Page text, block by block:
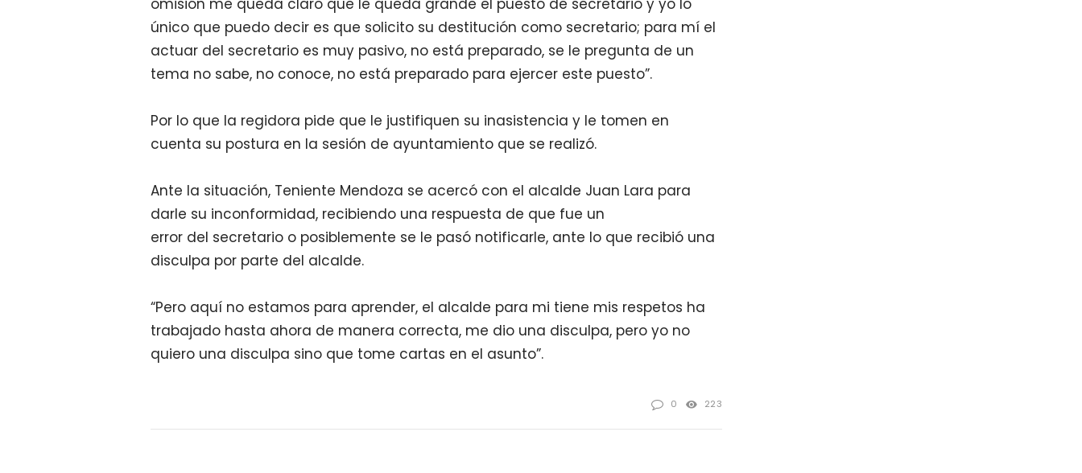
omisión me queda claro que le queda grande el puesto de secretario y yo lo
único que puedo decir es que solicito su destitución como secretario; para mí el
actuar del secretario es muy pasivo, no está preparado, se le pregunta de un
tema no sabe, no conoce, no está preparado para ejercer este puesto”.
Por lo que la regidora pide que le justifiquen su inasistencia y le tomen en
cuenta su postura en la sesión de ayuntamiento que se realizó.
Ante la situación, Teniente Mendoza se acercó con el alcalde Juan Lara para
darle su inconformidad, recibiendo una respuesta de que fue un
error del secretario o posiblemente se le pasó notificarle, ante lo que recibió una
disculpa por parte del alcalde.
“Pero aquí no estamos para aprender, el alcalde para mi tiene mis respetos ha
trabajado hasta ahora de manera correcta, me dio una disculpa, pero yo no
quiero una disculpa sino que tome cartas en el asunto”.
0 223